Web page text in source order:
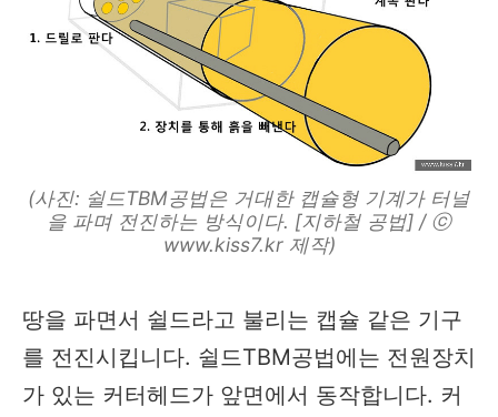
(사진: 쉴드TBM공법은 거대한 캡슐형 기계가 터널
을 파며 전진하는 방식이다. [지하철 공법] / ⓒ
www.kiss7.kr 제작)
땅을 파면서 쉴드라고 불리는 캡슐 같은 기구
를 전진시킵니다. 쉴드TBM공법에는 전원장치
가 있는 커터헤드가 앞면에서 동작합니다. 커